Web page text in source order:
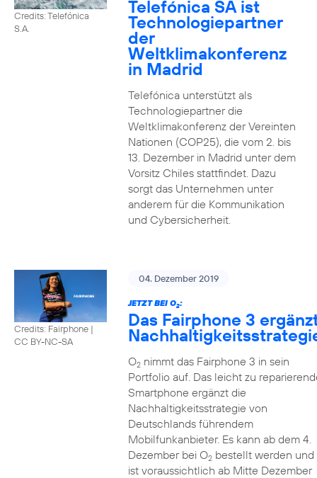
Credits: Telefónica
S.A.
Telefónica SA ist
Technologiepartner
der
Weltklimakonferenz
in Madrid
Telefónica unterstützt als
Technologiepartner die
Weltklimakonferenz der Vereinten
Nationen (COP25), die vom 2. bis
13. Dezember in Madrid unter dem
Vorsitz Chiles stattfindet. Dazu
sorgt das Unternehmen unter
anderem für die Kommunikation
und Cybersicherheit.
Credits: Fairphone |
CC BY-NC-SA
04. Dezember 2019
JETZT BEI O2:
Das Fairphone 3
O2nimmt das Fairphone 3 in sein
Portfolio auf. Das leicht zu
Smartphone ergänzt die
Nachhaltigkeitsstrategie von
Deutschlands führendem
Mobilfunkanbieter. Es kann ab dem 4.
Dezember bei O2bestellt werden und
ist voraussichtlich ab Mitte Dezember